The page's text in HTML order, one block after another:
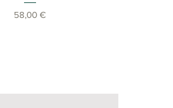
Precio
58,00 €